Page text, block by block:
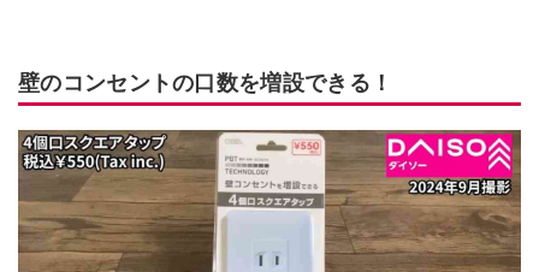
壁のコンセントの口数を増設できる！